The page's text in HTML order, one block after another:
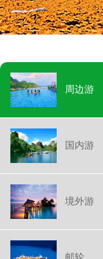
周边游
国内游
境外游
邮轮